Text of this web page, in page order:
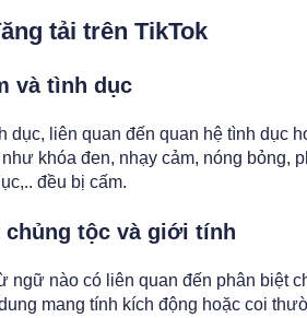
tải trên TikTok
và tình dục
dục, liên quan đến quan hệ tình dục
khóa đen, nhạy cảm, nóng bỏng,
đều bị cấm.
chủng tộc và giới tính
ngữ nào có liên quan đến phân biệt
mang tính kích động hoặc coi